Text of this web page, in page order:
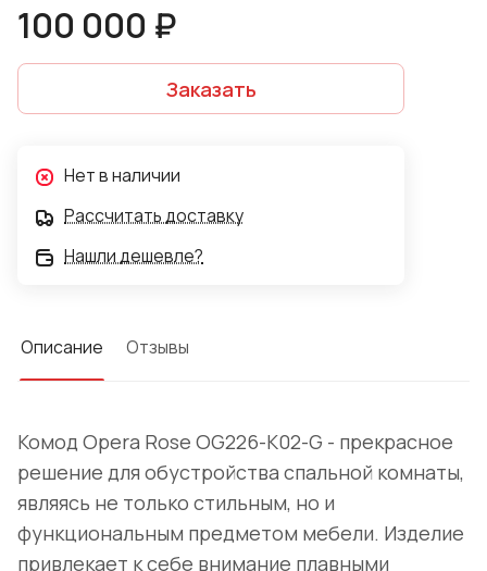
100 000 ₽
Заказать
Нет в наличии
Рассчитать доставку
Нашли дешевле?
Описание Отзывы
Комод Opera Rose OG226-K02-G - прекрасное
решение для обустройства спальной комнаты,
являясь не только стильным, но и
функциональным предметом мебели. Изделие
привлекает к себе внимание плавными